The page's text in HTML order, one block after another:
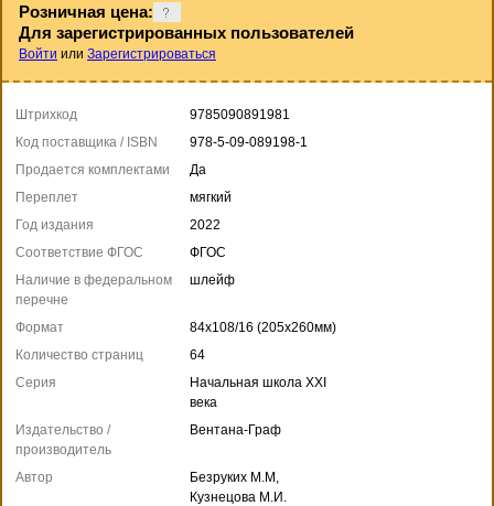
Розничная цена:
Для зарегистрированных пользователей
Войти или Зарегистрироваться
Штрихкод
9785090891981
Код поставщика / ISBN
978-5-09-089198-1
Продается комплектами
Да
Переплет
мягкий
Год издания
2022
Соответствие ФГОС
ФГОС
Наличие в федеральном
перечне
шлейф
Формат
84x108/16 (205x260мм)
Количество страниц
64
Серия
Начальная школа XXI
века
Издательство /
производитель
Вентана-Граф
Автор
Безруких М.М,
Кузнецова М.И.